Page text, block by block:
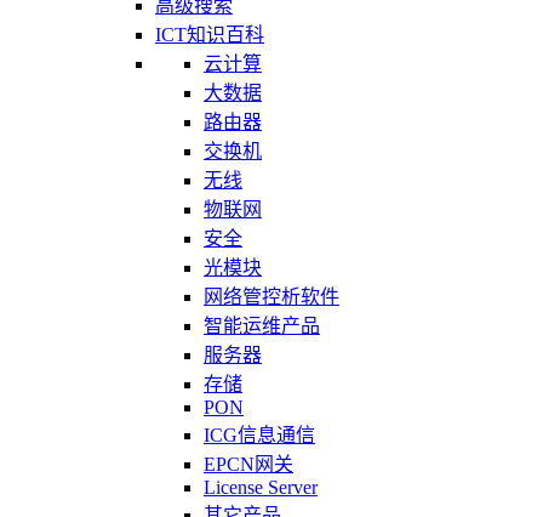
高级搜索
ICT知识百科
云计算
大数据
路由器
交换机
无线
物联网
安全
光模块
网络管控析软件
智能运维产品
服务器
存储
PON
ICG信息通信
EPCN网关
License Server